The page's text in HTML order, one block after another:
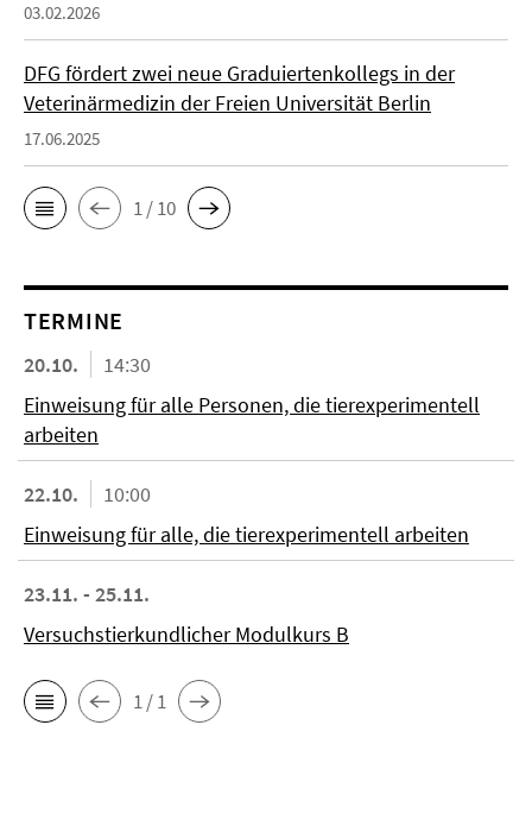
03.02.2026
DFG fördert zwei neue Graduiertenkollegs in der
Veterinärmedizin der Freien Universität Berlin
17.06.2025
1 / 10
TERMINE
20.10.
14:30
Einweisung für alle Personen, die tierexperimentell
arbeiten
22.10.
10:00
Einweisung für alle, die tierexperimentell arbeiten
23.11. - 25.11.
Versuchstierkundlicher Modulkurs B
1 / 1